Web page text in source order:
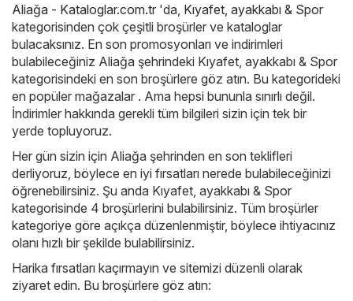
Aliağa - Kataloglar.com.tr 'da, Kıyafet, ayakkabı & Spor
kategorisinden çok çeşitli broşürler ve kataloglar
bulacaksınız. En son promosyonları ve indirimleri
bulabileceğiniz Aliağa şehrindeki Kıyafet, ayakkabı & Spor
kategorisindeki en son broşürlere göz atın. Bu kategorideki
en popüler mağazalar . Ama hepsi bununla sınırlı değil.
İndirimler hakkında gerekli tüm bilgileri sizin için tek bir
yerde topluyoruz.
Her gün sizin için Aliağa şehrinden en son teklifleri
derliyoruz, böylece en iyi fırsatları nerede bulabileceğinizi
öğrenebilirsiniz. Şu anda Kıyafet, ayakkabı & Spor
kategorisinde 4 broşürlerini bulabilirsiniz. Tüm broşürler
kategoriye göre açıkça düzenlenmiştir, böylece ihtiyacınız
olanı hızlı bir şekilde bulabilirsiniz.
Harika fırsatları kaçırmayın ve sitemizi düzenli olarak
ziyaret edin. Bu broşürlere göz atın: